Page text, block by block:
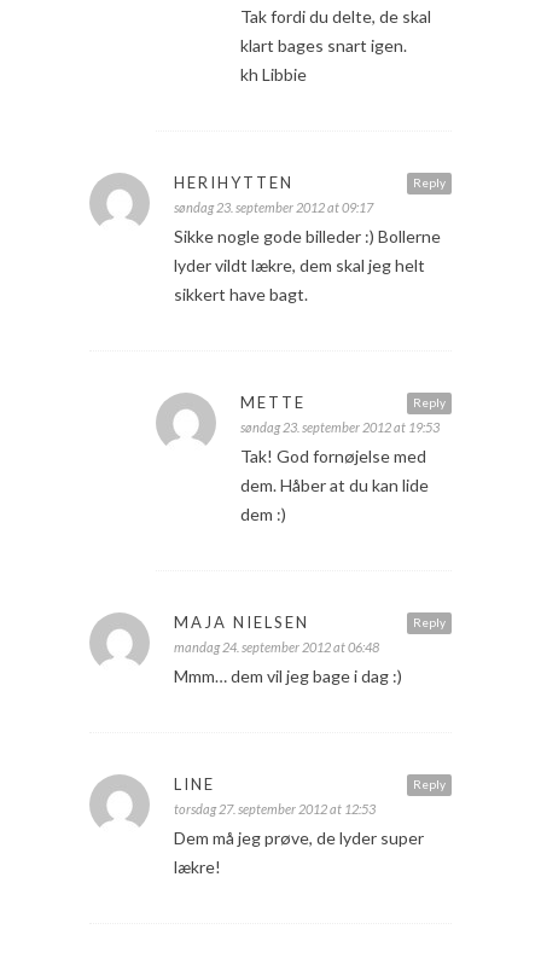
Tak fordi du delte, de skal
klart bages snart igen.
kh Libbie
Reply
HERIHYTTEN
søndag 23. september 2012 at 09:17
Sikke nogle gode billeder :) Bollerne
lyder vildt lækre, dem skal jeg helt
sikkert have bagt.
Reply
METTE
søndag 23. september 2012 at 19:53
Tak! God fornøjelse med
dem. Håber at du kan lide
dem :)
Reply
MAJA NIELSEN
mandag 24. september 2012 at 06:48
Mmm… dem vil jeg bage i dag :)
Reply
LINE
torsdag 27. september 2012 at 12:53
Dem må jeg prøve, de lyder super
lækre!